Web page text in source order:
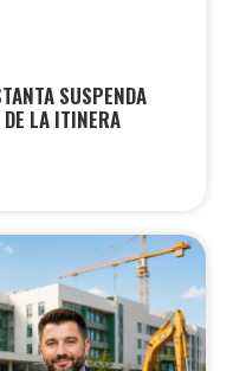
SUSPENDA
LA ITINERA